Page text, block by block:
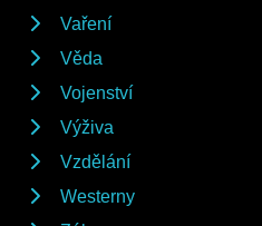
Vaření
Věda
Vojenství
Výživa
Vzdělání
Westerny